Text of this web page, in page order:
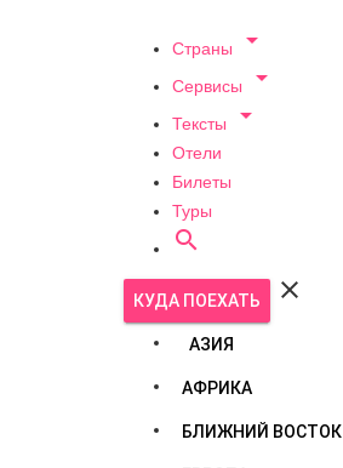
Страны 
Сервисы 
Тексты 
Отели
Билеты
Туры

КУДА ПОЕХАТЬ 
АЗИЯ
АФРИКА
БЛИЖНИЙ ВОСТОК